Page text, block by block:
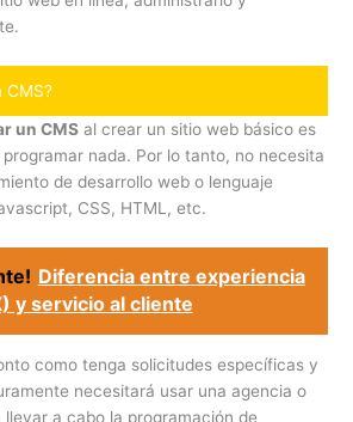
CMS?
un CMS al crear un sitio web básico es
nada. Por lo tanto, no necesita
de desarrollo web o lenguaje
CSS, HTML, etc.
Diferencia entre experiencia
y servicio al cliente
como tenga solicitudes específicas y
necesitará usar una agencia o
a cabo la programación de